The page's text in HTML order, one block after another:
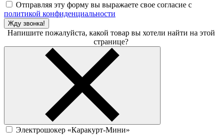
Отправляя эту форму вы выражаете свое согласие с
политикой конфиденциальности
Жду звонка!
Напишите пожалуйста, какой товар вы хотели найти на этой
странице?
Электрошокер «Каракурт-Мини»